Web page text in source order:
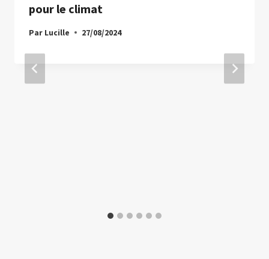
pour le climat
Par Lucille 27/08/2024